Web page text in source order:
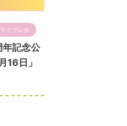
ライブレポ
年記念公
16日」